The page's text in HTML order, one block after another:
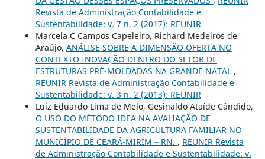
Revista de Administração Contabilidade e
Sustentabilidade: v. 7 n. 2 (2017): REUNIR
Marcela C Campos Capeleiro, Richard Medeiros de
Araújo, ANÁLISE SOBRE A DIMENSÃO OFERTA NO
CONTEXTO INOVAÇÃO DENTRO DO SETOR DE
ESTRUTURAS PRÉ-MOLDADAS NA GRANDE NATAL ,
REUNIR Revista de Administração Contabilidade e
Sustentabilidade: v. 3 n. 2 (2013): REUNIR
Luiz Eduardo Lima de Melo, Gesinaldo Ataíde Cândido,
O USO DO MÉTODO IDEA NA AVALIAÇÃO DE
SUSTENTABILIDADE DA AGRICULTURA FAMILIAR NO
MUNICÍPIO DE CEARÁ-MIRIM – RN. , REUNIR Revista
de Administração Contabilidade e Sustentabilidade: v.